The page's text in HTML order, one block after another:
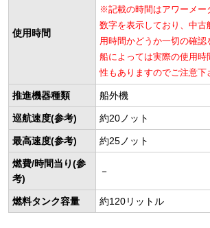
使用時間
※記載の時間はアワーメー
数字を表示しており、中古
用時間かどうか一切の確認
船によっては実際の使用時
性もありますのでご注意下
推進機器種類 船外機
巡航速度(参考) 約20ノット
最高速度(参考) 約25ノット
燃費/時間当り(参
考)
－
燃料タンク容量 約120リットル